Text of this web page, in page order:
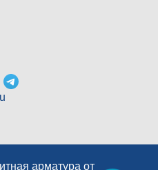
арматура от